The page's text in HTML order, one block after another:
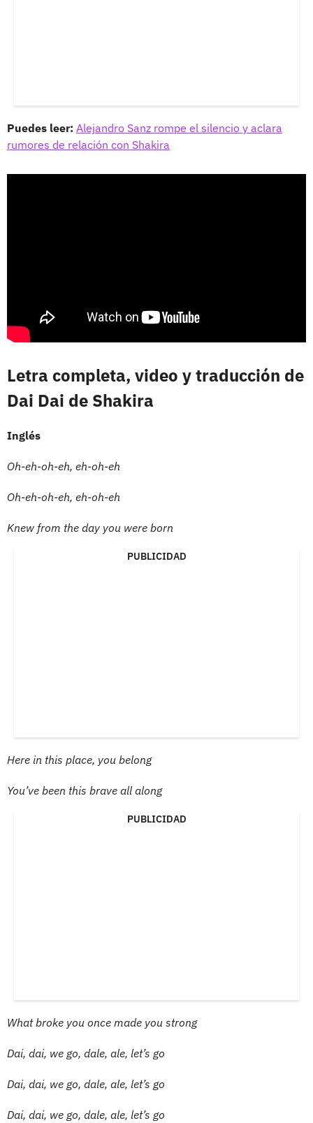
Puedes leer: Alejandro Sanz rompe el silencio y aclara
rumores de relación con Shakira
Letra completa, video y traducción de
Dai Dai de Shakira
Inglés
Oh-eh-oh-eh, eh-oh-eh
Oh-eh-oh-eh, eh-oh-eh
Knew from the day you were born
PUBLICIDAD
Here in this place, you belong
You’ve been this brave all along
PUBLICIDAD
What broke you once made you strong
Dai, dai, we go, dale, ale, let’s go
Dai, dai, we go, dale, ale, let’s go
Dai, dai, we go, dale, ale, let’s go